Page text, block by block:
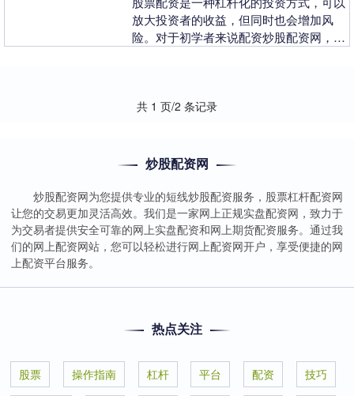
放大投资者的收益，但同时也会增加风
险。对于初学者来说配资炒股配资网，了
共 1 页/2 条记录
炒股配资网
炒股配资网为您提供专业的短线炒股配资服务，股票杠杆配资网
让您的交易更加灵活高效。我们是一家网上正规实盘配资网，致力于
为交易者提供安全可靠的网上实盘配资和网上期货配资服务。通过我
们的网上配资网站，您可以轻松进行网上配资网开户，享受便捷的网
上配资平台服务。
热点关注
股票 操作指南 杠杆 平台 配资 技巧